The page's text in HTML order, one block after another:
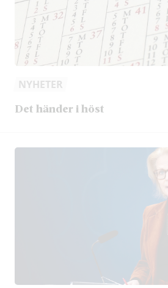
NYHETER
Det händer i höst